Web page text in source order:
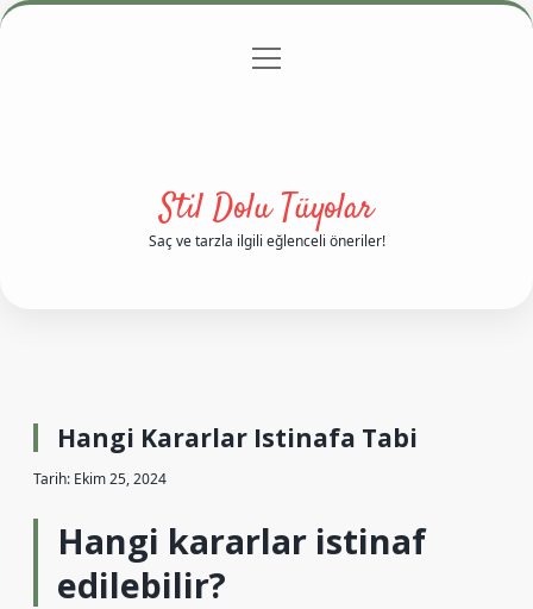
Gizlilik Politikası
menüyü
Stil Dolu Tüyolar
Saç ve tarzla ilgili eğlenceli öneriler!
Hangi Kararlar Istinafa Tabi
Tarih: Ekim 25, 2024
Hangi kararlar istinaf
edilebilir?